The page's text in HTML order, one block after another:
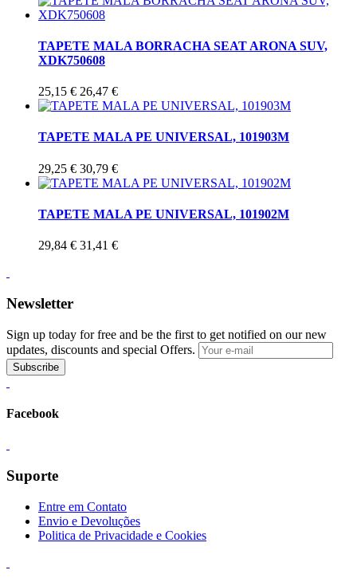
TAPETE MALA BORRACHA SEAT ARONA SUV,
XDK750608
25,15 € 26,47 €
TAPETE MALA PE UNIVERSAL, 101903M
29,25 € 30,79 €
TAPETE MALA PE UNIVERSAL, 101902M
29,84 € 31,41 €
Newsletter
Sign up today for free and be the first to get notified on our new
updates, discounts and special Offers.
Subscribe
Facebook
Suporte
Entre em Contato
Envio e Devoluções
Politica de Privacidade e Cookies